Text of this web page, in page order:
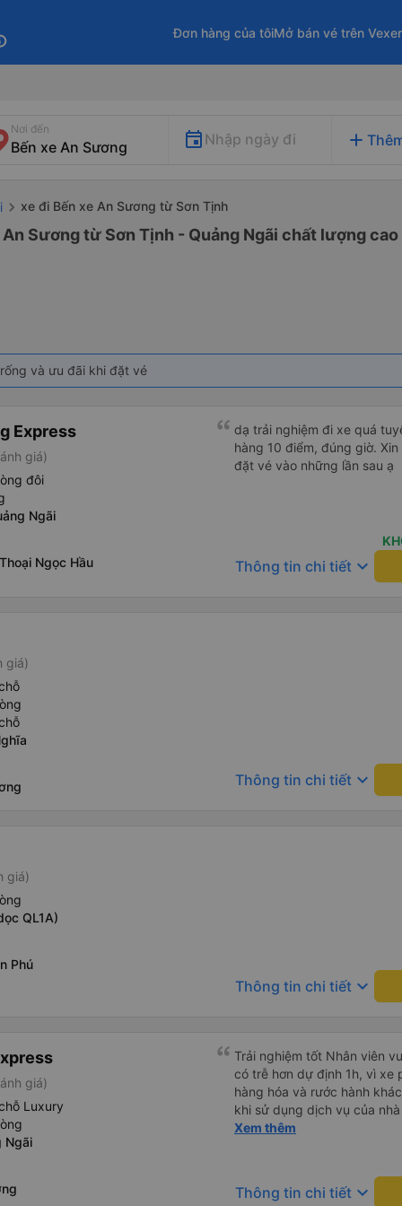
Đơn hàng của tôiMở bán vé trên
Nơi đến
Nhập ngày đi add
xe đi Bến xe An Sương từ Sơn Tịnh
Sương từ Sơn Tịnh - Quảng Ngãi chất lượng
và ưu đãi khi đặt vé
Express
giá)
đôi
Ngãi
Ngọc Hầu
dạ trải nghiệm đi xe quá
hàng 10 điểm, đúng giờ.
đặt vé vào những lần sau ạ
Thông tin chi tiết keyboard_arrow_down
giá)
Thông tin chi tiết keyboard_arrow_down
giá)
QL1A)
Phú
Thông tin chi tiết keyboard_arrow_down
giá)
Luxury
Ngãi
Trải nghiệm tốt Nhân viên
có trễ hơn dự định 1h, vì xe
hàng hóa và rước hành
khi sử dụng dịch vụ của
thiệu cho người thân sử
Xem thêm
Thông tin chi tiết keyboard_arrow_down